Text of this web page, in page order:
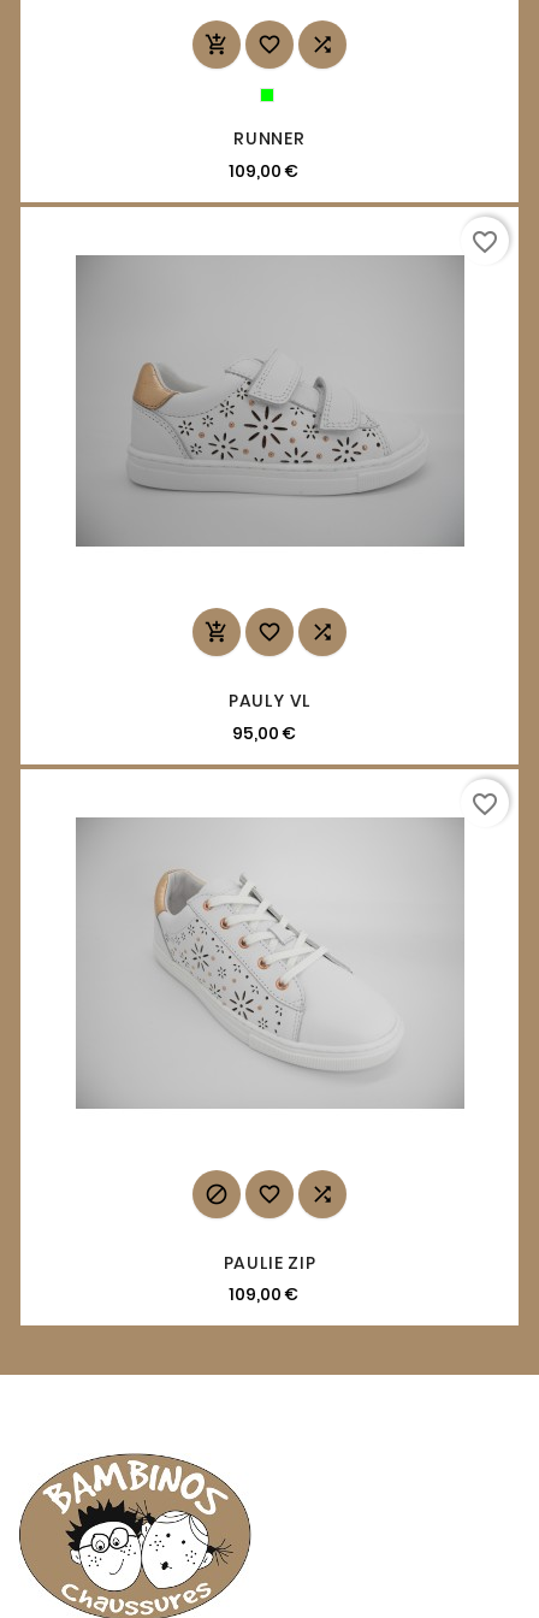
  
RUNNER
109,00 €
  
PAULY VL
95,00 €
favorite_border
  
PAULIE ZIP
109,00 €
favorite_border